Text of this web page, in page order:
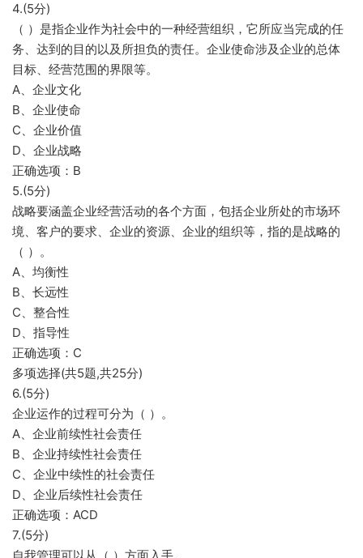
4.(5分)
（ ）是指企业作为社会中的一种经营组织，它所应当完成的任
务、达到的目的以及所担负的责任。企业使命涉及企业的总体
目标、经营范围的界限等。
A、企业文化
B、企业使命
C、企业价值
D、企业战略
正确选项：B
5.(5分)
战略要涵盖企业经营活动的各个方面，包括企业所处的市场环
境、客户的要求、企业的资源、企业的组织等，指的是战略的
（ ）。
A、均衡性
B、长远性
C、整合性
D、指导性
正确选项：C
多项选择(共5题,共25分)
6.(5分)
企业运作的过程可分为（ ）。
A、企业前续性社会责任
B、企业持续性社会责任
C、企业中续性的社会责任
D、企业后续性社会责任
正确选项：ACD
7.(5分)